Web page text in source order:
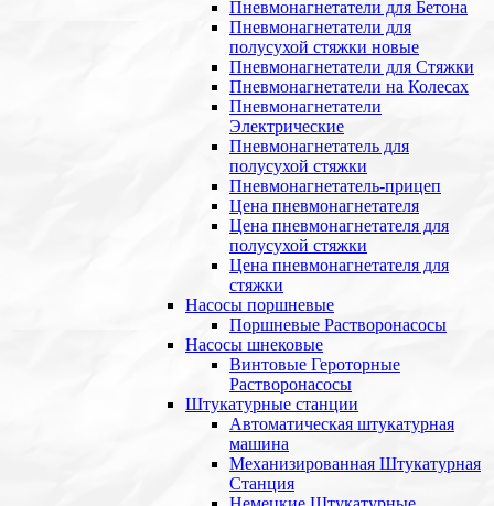
Пневмонагнетатели для Бетона
Пневмонагнетатели для
полусухой стяжки новые
Пневмонагнетатели для Стяжки
Пневмонагнетатели на Колесах
Пневмонагнетатели
Электрические
Пневмонагнетатель для
полусухой стяжки
Пневмонагнетатель-прицеп
Цена пневмонагнетателя
Цена пневмонагнетателя для
полусухой стяжки
Цена пневмонагнетателя для
стяжки
Насосы поршневые
Поршневые Растворонасосы
Насосы шнековые
Винтовые Героторные
Растворонасосы
Штукатурные станции
Автоматическая штукатурная
машина
Механизированная Штукатурная
Станция